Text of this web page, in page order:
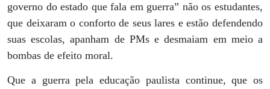
governo do estado que fala em guerra” não os estudantes,
que deixaram o conforto de seus lares e estão defendendo
suas escolas, apanham de PMs e desmaiam em meio a
bombas de efeito moral.
Que a guerra pela educação paulista continue, que os